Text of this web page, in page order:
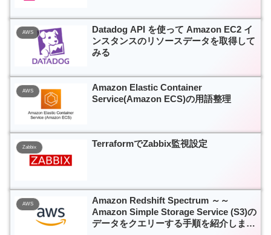
AWS
Datadog API を使って Amazon EC2 イ
ンスタンスのリソースデータを取得して
みる
AWS
Amazon Elastic Container
Service(Amazon ECS)の用語整理
Zabbix TerraformでZabbix監視設定
AWS
Amazon Redshift Spectrum ～～
Amazon Simple Storage Service (S3)の
データをクエリーする手順を紹介しま